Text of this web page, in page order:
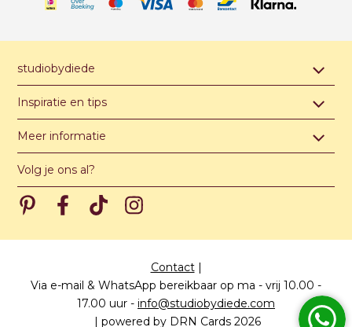
studiobydiede
Contact & afspraak maken
Over studiobydiede
Unieke illustratie of ontwerp
Algemene voorwaarden
Privacy verklaring
Inspiratie en tips
Hippe jongensnamen van A t/m Z
Hippe meisjesnamen van A t/m Z
Hippe unisex namen van A t/m Z
Meer informatie
Levertijden
Meest gestelde vragen
Prijzen
Volg je ons al?
PinterestPinterestPinterest
Contact|
Via e-mail & WhatsApp bereikbaar op ma - vrij 10.00 -
17.00 uur - info@studiobydiede.com
| powered by DRN Cards 2026